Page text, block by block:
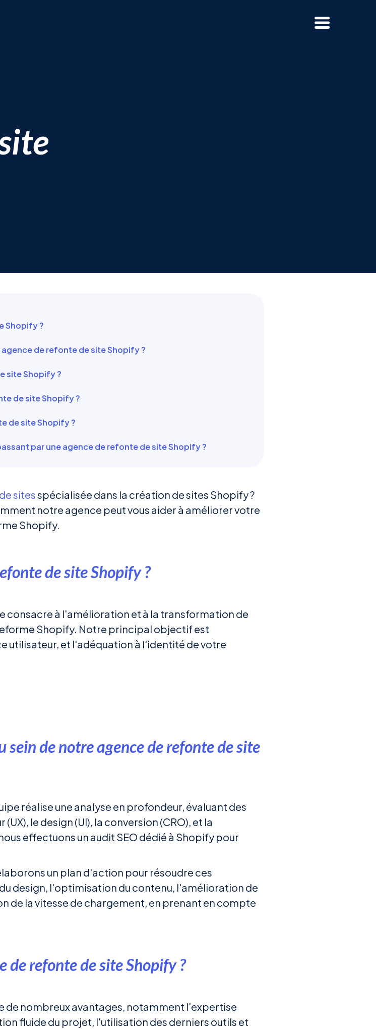
Shopify ?
de refonte de site Shopify ?
site Shopify ?
de site Shopify ?
de site Shopify ?
par une agence de refonte de site Shopify ?
sitesspécialisée dans la création de sites Shopify ?
notre agence peut vous aider à améliorer votre
Shopify.
de site Shopify ?
consacre à l'amélioration et à la transformation de
Shopify. Notre principal objectif est
utilisateur, et l'adéquation à l'identité de votre
de notre agence de refonte de site
réalise une analyse en profondeur, évaluant des
le design (UI), la conversion (CRO), et la
effectuons un audit SEO dédié à Shopify pour
un plan d'action pour résoudre ces
design, l'optimisation du contenu, l'amélioration de
de la vitesse de chargement, en prenant en compte
de refonte de site Shopify ?
de nombreux avantages, notamment l'expertise
fluide du projet, l'utilisation des derniers outils et